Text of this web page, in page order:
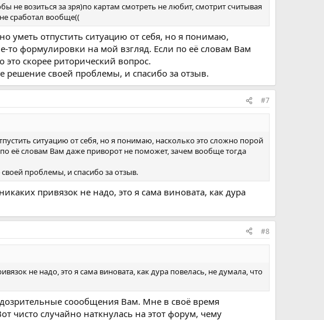
не возиться за зря)по картам смотреть не любит, смотрит считывая
сработал вообще((
уметь отпустить ситуацию от себя, но я понимаю,
то формулировки на мой взгляд. Если по её словам Вам
скорее риторический вопрос.
решение своей проблемы, и спасибо за отзыв.
#7
ситуацию от себя, но я понимаю, насколько это сложно порой
её словам Вам даже приворот не поможет, зачем вообще тогда
проблемы, и спасибо за отзыв.
привязок не надо, это я сама виновата, как дура
#8
не надо, это я сама виновата, как дура повелась, не думала, что
соообщения Вам. Мне в своё время
чисто случайно наткнулась на этот форум, чему